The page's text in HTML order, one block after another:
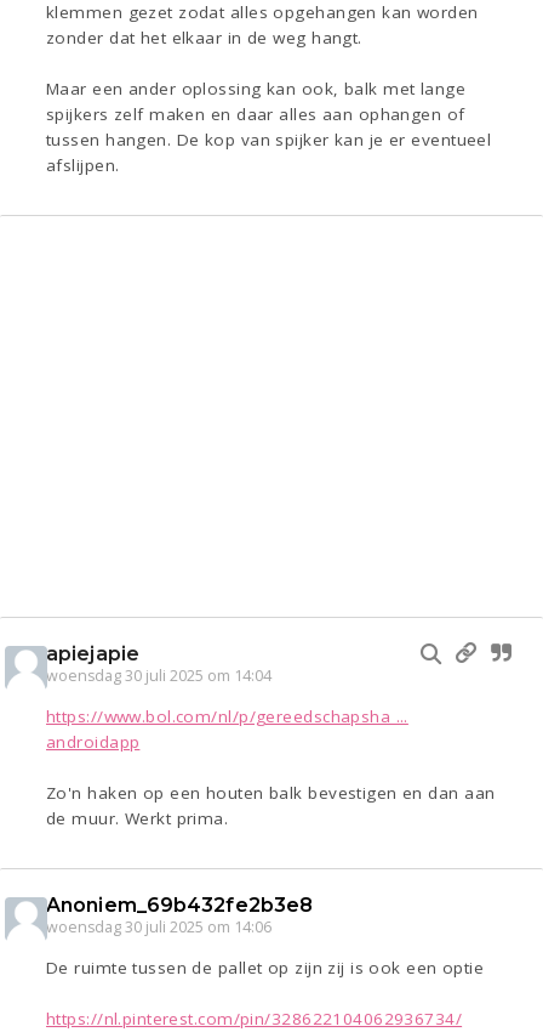
klemmen gezet zodat alles opgehangen kan worden
zonder dat het elkaar in de weg hangt.
Maar een ander oplossing kan ook, balk met lange
spijkers zelf maken en daar alles aan ophangen of
tussen hangen. De kop van spijker kan je er eventueel
afslijpen.
apiejapie
woensdag 30 juli 2025 om 14:04
https://www.bol.com/nl/p/gereedschapsha ...
androidapp
Zo'n haken op een houten balk bevestigen en dan aan
de muur. Werkt prima.
Anoniem_69b432fe2b3e8
woensdag 30 juli 2025 om 14:06
De ruimte tussen de pallet op zijn zij is ook een optie
https://nl.pinterest.com/pin/328622104062936734/